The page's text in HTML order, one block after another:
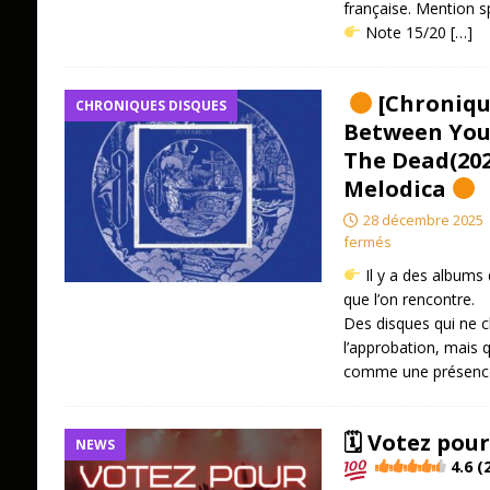
française. Mention
​ Note 15/20 […]
CHRONIQUES DISQUES
Between
The
Melodica
28 décembre 2025
fermés
Il y a des albums
que l’on rencontre.
Des disques qui ne
l’approbation, mais
comme une
NEWS 🗓 Votez pour
4.6